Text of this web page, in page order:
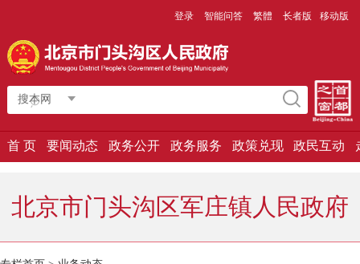
登录 智能问答 繁體 长者版 移动版
搜本网
首 页 要闻动态 政务公开 政务服务 政策兑现 政民互动
北京市门头沟区军庄镇人民政府